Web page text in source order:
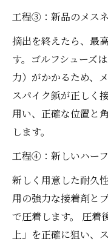
工程③：新品のメス
摘出を終えたら、最
す。ゴルフシューズ
力）がかかるため、
スパイク鋲が正しく
用い、正確な位置と
します。
工程④：新しいハー
新しく用意した耐久
用の強力な接着剤と
で圧着します。 圧着
上」を正確に狙い、